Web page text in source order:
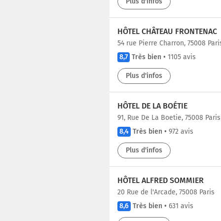
HÔTEL CHÂTEAU FRONTENAC
54 rue Pierre Charron, 75008
8,7 Très bien • 1105 avis
Plus d'infos
HÔTEL DE LA BOÉTIE
91, Rue De La Boetie, 75008 Paris
8,4 Très bien • 972 avis
Plus d'infos
HÔTEL ALFRED SOMMIER
20 Rue de l'Arcade, 75008 Paris
8,6 Très bien • 631 avis